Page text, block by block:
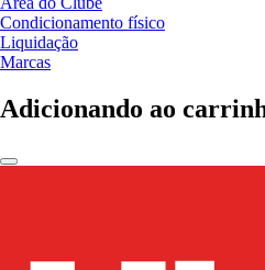
Condicionamento físico
Liquidação
Marcas
Adicionando ao